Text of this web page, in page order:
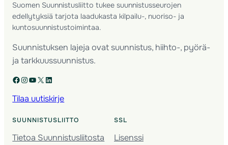
Suomen Suunnistusliitto tukee suunnistusseurojen
edellytyksiä tarjota laadukasta kilpailu-, nuoriso- ja
kuntosuunnistustoimintaa.
Suunnistuksen lajeja ovat suunnistus, hiihto-, pyörä-
ja tarkkuussuunnistus.
Facebook Instagram YouTube X LinkedIn
Tilaa uutiskirje
SUUNNISTUSLIITTO
Tietoa Suunnistusliitosta
SSL
Lisenssi